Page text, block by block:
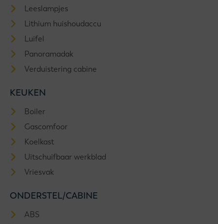
Leeslampjes
Lithium huishoudaccu
Luifel
Panoramadak
Verduistering cabine
KEUKEN
Boiler
Gascomfoor
Koelkast
Uitschuifbaar werkblad
Vriesvak
ONDERSTEL/CABINE
ABS